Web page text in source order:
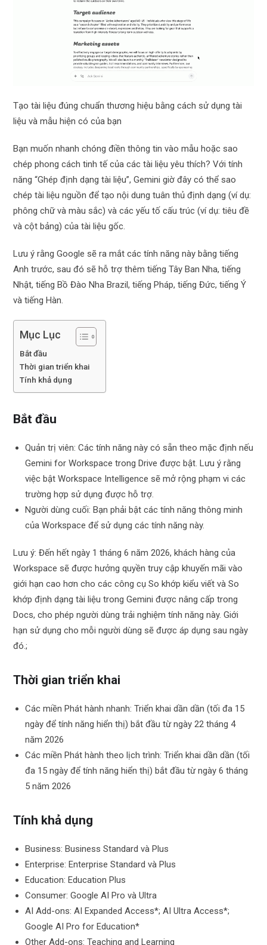
Tạo tài liệu đúng chuẩn thương hiệu bằng cách sử dụng tài
liệu và mẫu hiện có của bạn
Bạn muốn nhanh chóng điền thông tin vào mẫu hoặc sao
chép phong cách tinh tế của các tài liệu yêu thích? Với tính
năng “Ghép định dạng tài liệu”, Gemini giờ đây có thể sao
chép tài liệu nguồn để tạo nội dung tuân thủ định dạng (ví dụ:
phông chữ và màu sắc) và các yếu tố cấu trúc (ví dụ: tiêu đề
và cột bảng) của tài liệu gốc.
Lưu ý rằng Google sẽ ra mắt các tính năng này bằng tiếng
Anh trước, sau đó sẽ hỗ trợ thêm tiếng Tây Ban Nha, tiếng
Nhật, tiếng Bồ Đào Nha Brazil, tiếng Pháp, tiếng Đức, tiếng Ý
và tiếng Hàn.
Mục Lục
Bắt đầu
Thời gian triển khai
Tính khả dụng
Bắt đầu
Quản trị viên: Các tính năng này có sẵn theo mặc định nếu
Gemini for Workspace trong Drive được bật. Lưu ý rằng
việc bật Workspace Intelligence sẽ mở rộng phạm vi các
trường hợp sử dụng được hỗ trợ.
Người dùng cuối: Bạn phải bật các tính năng thông minh
của Workspace để sử dụng các tính năng này.
Lưu ý: Đến hết ngày 1 tháng 6 năm 2026, khách hàng của
Workspace sẽ được hưởng quyền truy cập khuyến mãi vào
giới hạn cao hơn cho các công cụ So khớp kiểu viết và So
khớp định dạng tài liệu trong Gemini được nâng cấp trong
Docs, cho phép người dùng trải nghiệm tính năng này. Giới
hạn sử dụng cho mỗi người dùng sẽ được áp dụng sau ngày
đó.;
Thời gian triển khai
Các miền Phát hành nhanh: Triển khai dần dần (tối đa 15
ngày để tính năng hiển thị) bắt đầu từ ngày 22 tháng 4
năm 2026
Các miền Phát hành theo lịch trình: Triển khai dần dần (tối
đa 15 ngày để tính năng hiển thị) bắt đầu từ ngày 6 tháng
5 năm 2026
Tính khả dụng
Business: Business Standard và Plus
Enterprise: Enterprise Standard và Plus
Education: Education Plus
Consumer: Google AI Pro và Ultra
AI Add-ons: AI Expanded Access*; AI Ultra Access*;
Google AI Pro for Education*
Other Add-ons: Teaching and Learning